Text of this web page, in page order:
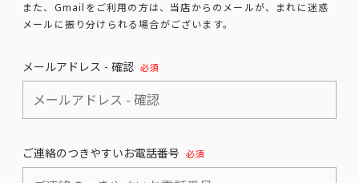
また、Gmailをご利用の方は、当店からのメールが、まれに迷惑
メールに振り分けられる場合がございます。
メールアドレス - 確認 必須
ご連絡のつきやすいお電話番号 必須